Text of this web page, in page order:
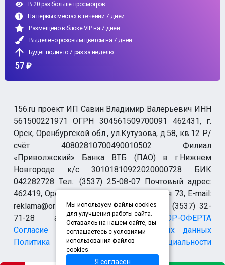
В 20 раз больше просмотров
На первых местах в течении 7 дней
Размещено в блоке VIP на 7 дней
Выделено розовым цветом на 7 дней
Будет поднято 7 раз за неделю
57 ₽
156.ru проект ИП Савин Владимир Валерьевич ИНН
561500221971 ОГРН 304561509700091 462431, г.
Орск, Оренбургской обл., ул.Кутузова, д.58, кв.12 Р/
счёт 40802810700490010502 Филиал
«Приволжский» Банка ВТБ (ПАО) в г.Нижнем
Новгороде к/с 30101810922020000728 БИК
042282728 Тел.: (3537) 25-08-07 Почтовый адрес:
462419, Оренбургская обл., г. Орск-19 а/я 73, E-mail:
reklama@orsk.ru ТЕЛЕФОН МОДЕРАЦИИ (3537) 32-
71-28 allsupport@orsk.ruДОГОВОР-ОФЕРТА
Согласие на обработку персональных данных
Политика конфиденциальности
Мы используем файлы cookies
для улучшения работы сайта.
Оставаясь на нашем сайте, вы
соглашаетесь с условиями
использования файлов
cookies.
Я согласен